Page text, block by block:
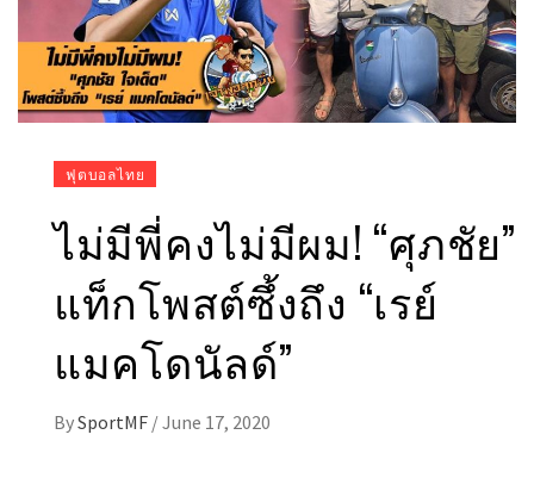
ฟุตบอลไทย
ไม่มีพี่คงไม่มีผม! “ศุภชัย”
แท็กโพสต์ซึ้งถึง “เรย์
แมคโดนัลด์”
BySportMF /June 17, 2020